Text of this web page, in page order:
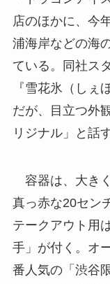
店のほかに、今
浦海岸などの海
ている。同社ス
『雪花氷（しぇ
だが、目立つ外
リジナル」と話す
容器は、大き
真っ赤な20セン
テークアウト用
手」が付く。オ
番人気の「渋谷